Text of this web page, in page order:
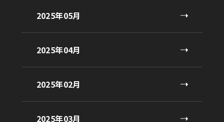
2025年05月
2025年04月
2025年02月
2025年03月